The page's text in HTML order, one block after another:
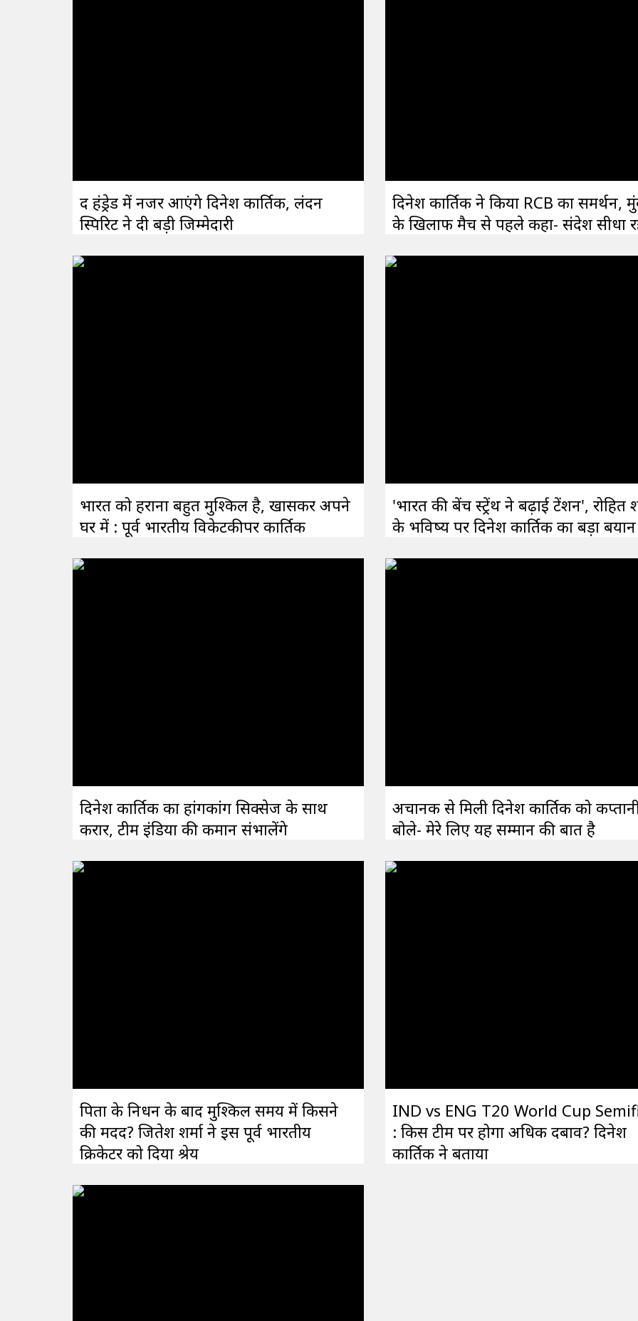
द हंड्रेड में नजर आएंगे दिनेश कार्तिक, लंदन
स्पिरिट ने दी बड़ी जिम्मेदारी
दिनेश कार्तिक ने किया RCB का समर्थन,
के खिलाफ मैच से पहले कहा- संदेश सीधा
भारत को हराना बहुत मुश्किल है, खासकर अपने
घर में : पूर्व भारतीय विकेटकीपर कार्तिक
'भारत की बेंच स्ट्रेंथ ने बढ़ाई टेंशन', रोहित
के भविष्य पर दिनेश कार्तिक का बड़ा बयान
दिनेश कार्तिक का हांगकांग सिक्सेज के साथ
करार, टीम इंडिया की कमान संभालेंगे
अचानक से मिली दिनेश कार्तिक को
बोले- मेरे लिए यह सम्मान की बात है
पिता के निधन के बाद मुश्किल समय में किसने
की मदद? जितेश शर्मा ने इस पूर्व भारतीय
क्रिकेटर को दिया श्रेय
IND vs ENG T20 World Cup
: किस टीम पर होगा अधिक दबाव? दिनेश
कार्तिक ने बताया